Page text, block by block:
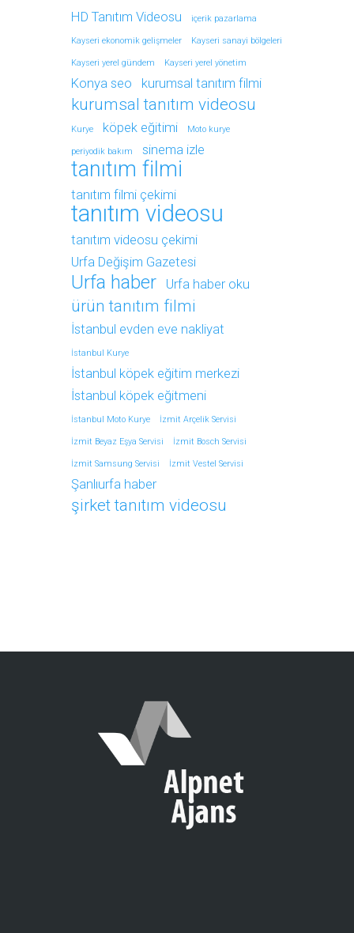
HD Tanıtım Videosu içerik pazarlama
Kayseri ekonomik gelişmeler Kayseri sanayi bölgeleri
Kayseri yerel gündem Kayseri yerel yönetim
Konya seo kurumsal tanıtım filmi
kurumsal tanıtım videosu
Kurye köpek eğitimi Moto kurye
periyodik bakım sinema izle
tanıtım filmi
tanıtım filmi çekimi
tanıtım videosu
tanıtım videosu çekimi
Urfa Değişim Gazetesi
Urfa haber Urfa haber oku
ürün tanıtım filmi
İstanbul evden eve nakliyat
İstanbul Kurye
İstanbul köpek eğitim merkezi
İstanbul köpek eğitmeni
İstanbul Moto Kurye İzmit Arçelik Servisi
İzmit Beyaz Eşya Servisi İzmit Bosch Servisi
İzmit Samsung Servisi İzmit Vestel Servisi
Şanlıurfa haber
şirket tanıtım videosu